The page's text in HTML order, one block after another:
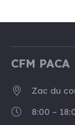
CFM PACA
Zac du
8:00 –